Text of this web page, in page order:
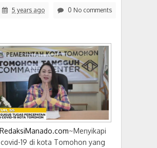
5 years ago 0 No comments
RedaksiManado.com~Menyikapi
19 di kota Tomohon yang